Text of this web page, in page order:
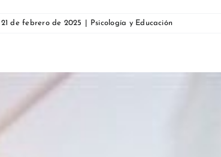
21 de febrero de 2025 Psicología y Educación